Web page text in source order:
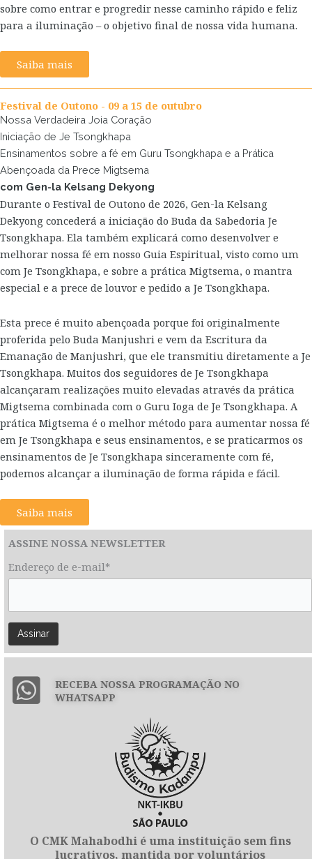
sobre como entrar e progredir nesse caminho rápido e feliz
para a iluminação – o objetivo final de nossa vida humana.
Saiba mais
Festival de Outono - 09 a 15 de outubro
Nossa Verdadeira Joia Coração
Iniciação de Je Tsongkhapa
Ensinamentos sobre a fé em Guru Tsongkhapa e a Prática
Abençoada da Prece Migtsema
com Gen-la Kelsang Dekyong
Durante o Festival de Outono de 2026, Gen-la Kelsang
Dekyong concederá a iniciação do Buda da Sabedoria Je
Tsongkhapa. Ela também explicará como desenvolver e
melhorar nossa fé em nosso Guia Espiritual, visto como um
com Je Tsongkhapa, e sobre a prática Migtsema, o mantra
especial e a prece de louvor e pedido a Je Tsongkhapa.
Esta prece é muito abençoada porque foi originalmente
proferida pelo Buda Manjushri e vem da Escritura da
Emanação de Manjushri, que ele transmitiu diretamente a Je
Tsongkhapa. Muitos dos seguidores de Je Tsongkhapa
alcançaram realizações muito elevadas através da prática
Migtsema combinada com o Guru Ioga de Je Tsongkhapa. A
prática Migtsema é o melhor método para aumentar nossa fé
em Je Tsongkhapa e seus ensinamentos, e se praticarmos os
ensinamentos de Je Tsongkhapa sinceramente com fé,
podemos alcançar a iluminação de forma rápida e fácil.
Saiba mais
ASSINE NOSSA NEWSLETTER
Endereço de e-mail*
RECEBA NOSSA PROGRAMAÇÃO NO
WHATSAPP
O CMK Mahabodhi é uma instituição sem fins
lucrativos, mantida por voluntários